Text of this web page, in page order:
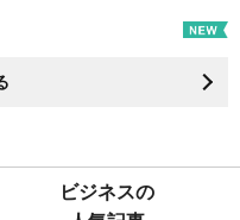
ビジネスの